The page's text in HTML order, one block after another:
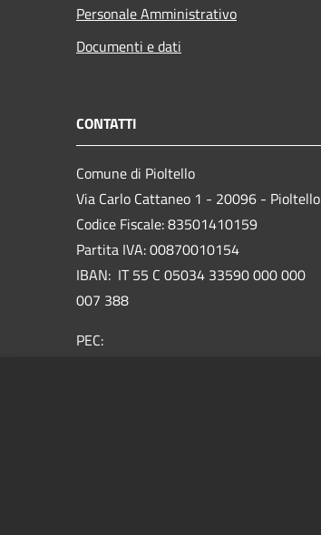
Personale Amministrativo
Documenti e dati
CONTATTI
Comune di Pioltello
Via Carlo Cattaneo 1 - 20096 - Pioltello
Codice Fiscale: 83501410159
Partita IVA: 00870010154
IBAN: IT 55 C 05034 33590 000 000
007 388
PEC: